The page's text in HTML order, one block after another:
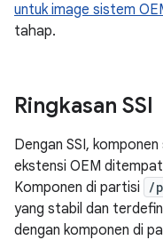
untuk image sistem
tahap.
Ringkasan SSI
Dengan SSI,
ekstensi OEM
Komponen di partisi
/
yang stabil dan
dengan komponen di